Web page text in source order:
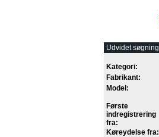
Udvidet søgning
Kategori:
Fabrikant:
Model:
Første
indregistrering
fra:
Køreydelse fra: